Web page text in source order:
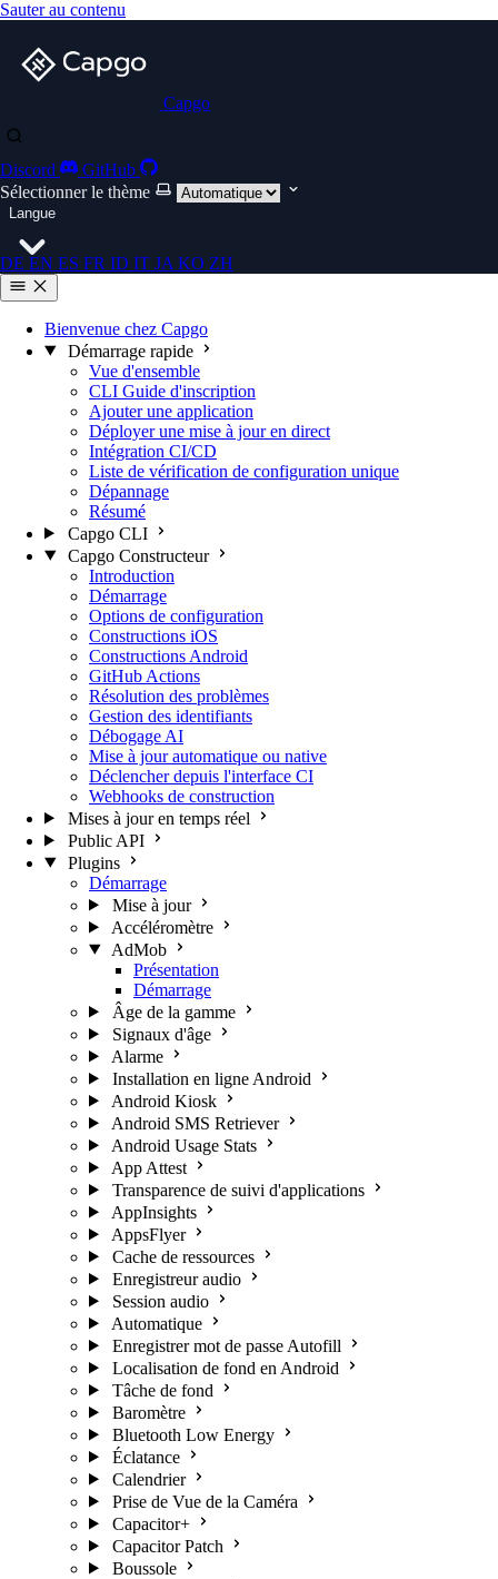
Sauter au contenu
Capgo
Discord
GitHub
Sélectionner le thème
Langue
DE EN ES FR ID IT JA KO ZH
Bienvenue chez Capgo
Démarrage rapide
Vue d'ensemble
CLI Guide d'inscription
Ajouter une application
Déployer une mise à jour en direct
Intégration CI/CD
Liste de vérification de configuration unique
Dépannage
Résumé
Capgo CLI
Capgo Constructeur
Introduction
Démarrage
Options de configuration
Constructions iOS
Constructions Android
GitHub Actions
Résolution des problèmes
Gestion des identifiants
Débogage AI
Mise à jour automatique ou native
Déclencher depuis l'interface CI
Webhooks de construction
Mises à jour en temps réel
Public API
Plugins
Démarrage
Mise à jour
Accéléromètre
AdMob
Présentation
Démarrage
Âge de la gamme
Signaux d'âge
Alarme
Installation en ligne Android
Android Kiosk
Android SMS Retriever
Android Usage Stats
App Attest
Transparence de suivi d'applications
AppInsights
AppsFlyer
Cache de ressources
Enregistreur audio
Session audio
Automatique
Enregistrer mot de passe Autofill
Localisation de fond en Android
Tâche de fond
Baromètre
Bluetooth Low Energy
Éclatance
Calendrier
Prise de Vue de la Caméra
Capacitor+
Capacitor Patch
Boussole